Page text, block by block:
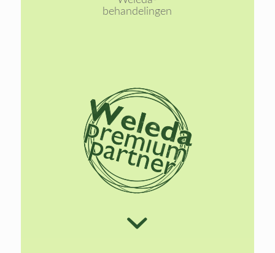
behandelingen
Lees
meer